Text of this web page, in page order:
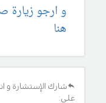
و ارجو زيارة
هنا
شارك الإستشارة و
على: